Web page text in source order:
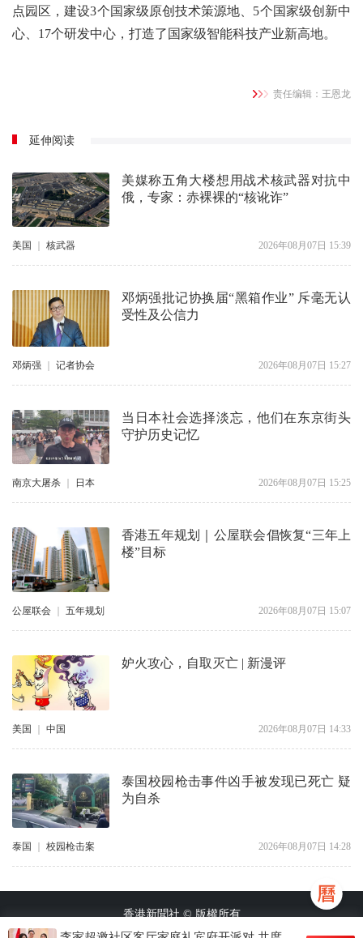
点园区，建设3个国家级原创技术策源地、5个国家级创新中
心、17个研发中心，打造了国家级智能科技产业新高地。
责任编辑：王恩龙
延伸阅读
美媒称五角大楼想用战术核武器对抗中
俄，专家：赤裸裸的“核讹诈”
美国 核武器 2026年08月07日 15:39
邓炳强批记协换届“黑箱作业” 斥毫无认
受性及公信力
邓炳强 ｜ 记者协会 2026年08月07日 15:27
当日本社会选择淡忘，他们在东京街头
守护历史记忆
南京大屠杀 日本 2026年08月07日 15:25
香港五年规划｜公屋联会倡恢复“三年上
楼”目标
公屋联会 五年规划 2026年08月07日 15:07
妒火攻心，自取灭亡 | 新漫评
美国 ｜ 中国 2026年08月07日 14:33
泰国校园枪击事件凶手被发现已死亡 疑
为自杀
泰国 校园枪击案 2026年08月07日 14:28
香港新聞社 © 版權所有